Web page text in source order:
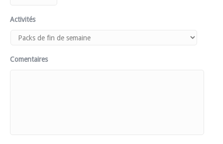
Activités
Comentaires